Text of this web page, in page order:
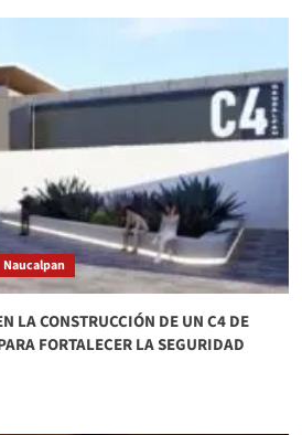
Naucalpan
LA CONSTRUCCIÓN DE UN C4 DE
FORTALECER LA SEGURIDAD